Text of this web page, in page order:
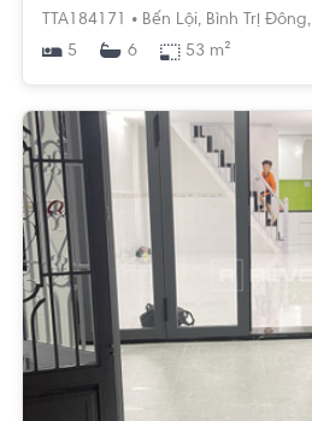
TTA184171 • Bến Lội, Bình Trị Đông,
5
6 53 m²